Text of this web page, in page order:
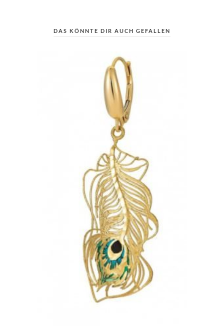
DAS KÖNNTE DIR AUCH GEFALLEN